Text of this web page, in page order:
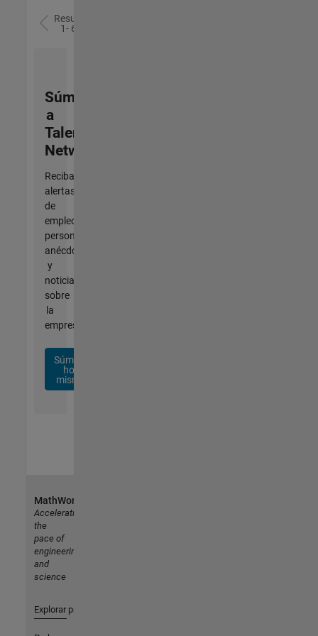
Resultados
1- 6 de
Súmese
a
Talent
Network
Reciba
alertas
de
empleo
personalizadas,
anécdotas
y
noticias
sobre
la
empresa.
Súmese
hoy
mismo
MathWorks
Accelerating
the
pace of
engineering
and
science
Explorar productos